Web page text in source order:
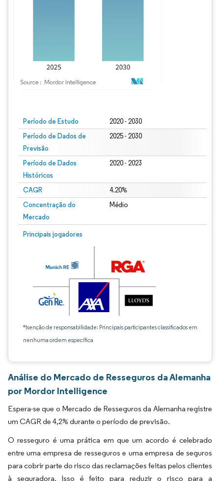
Período de Estudo 2020 - 2030
Período de Dados de
Previsão
2025 - 2030
Período de Dados
Históricos
2020 - 2023
CAGR 4.20%
Concentração do
Mercado
Médio
Principais jogadores
*Isenção de responsabilidade: Principais participantes classificados em
nenhuma ordem específica
Análise do Mercado de Resseguros da Alemanha
por Mordor Intelligence
Espera-se que o Mercado de Resseguros da Alemanha registre
um CAGR de 4,2% durante o período de previsão.
O resseguro é uma prática em que um acordo é celebrado
entre uma empresa de resseguros e uma empresa de seguros
para cobrir parte do risco das reclamações feitas pelos clientes
à seguradora. Isso é feito para reduzir o risco para a